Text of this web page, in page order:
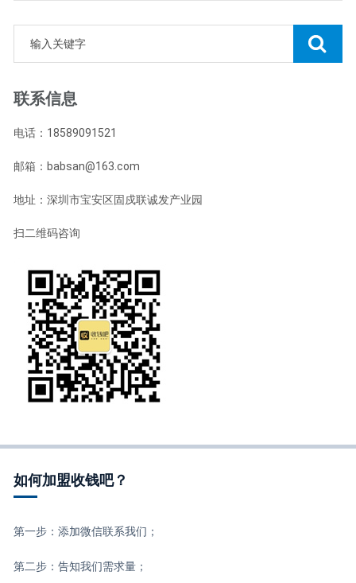
联系信息
电话：18589091521
邮箱：babsan@163.com
地址：深圳市宝安区固戍联诚发产业园
扫二维码咨询
如何加盟收钱吧？
第一步：添加微信联系我们；
第二步：告知我们需求量；